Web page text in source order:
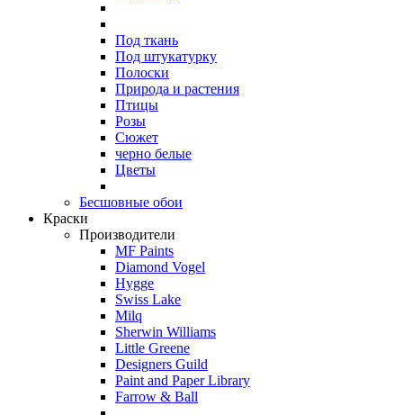
Под ткань
Под штукатурку
Полоски
Природа и растения
Птицы
Розы
Сюжет
черно белые
Цветы
Бесшовные обои
Краски
Производители
MF Paints
Diamond Vogel
Hygge
Swiss Lake
Milq
Sherwin Williams
Little Greene
Designers Guild
Paint and Paper Library
Farrow & Ball